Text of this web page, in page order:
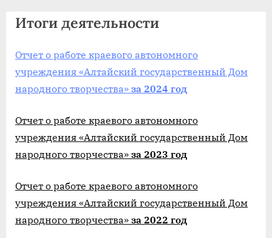
тел./
+7
(3852)
63
59
Итоги деятельности
Отчет о работе краевого автономного
учреждения «Алтайский государственный Дом
народного творчества» за 2024 год
Отчет о работе краевого автономного
учреждения «Алтайский государственный Дом
народного творчества» за 2023 год
Отчет о работе краевого автономного
учреждения «Алтайский государственный Дом
народного творчества» за 2022 год